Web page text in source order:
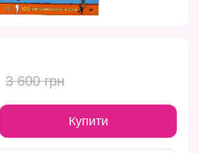
3 600 грн
Купити